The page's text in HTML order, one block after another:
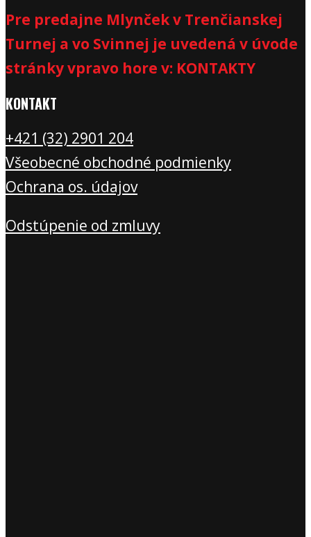
Pre predajne Mlynček v Trenčianskej
Turnej a vo Svinnej je uvedená v úvode
stránky vpravo hore v: KONTAKTY
KONTAKT
+421 (32) 2901 204
Všeobecné obchodné podmienky
Ochrana os. údajov
Odstúpenie od zmluvy